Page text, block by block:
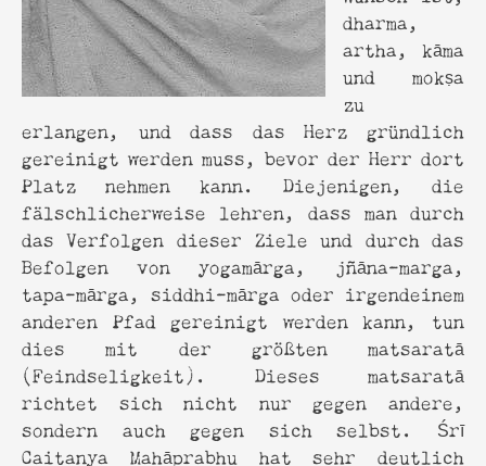
dharma,
artha, kāma
und mokṣa
zu
erlangen, und dass das Herz gründlich
gereinigt werden muss, bevor der Herr dort
Platz nehmen kann. Diejenigen, die
fälschlicherweise lehren, dass man durch
das Verfolgen dieser Ziele und durch das
Befolgen von yogamārga, jñāna-marga,
tapa-mārga, siddhi-mārga oder irgendeinem
anderen Pfad gereinigt werden kann, tun
dies mit der größten matsaratā
(Feindseligkeit). Dieses matsaratā
richtet sich nicht nur gegen andere,
sondern auch gegen sich selbst. Śrī
Caitanya Mahāprabhu hat sehr deutlich